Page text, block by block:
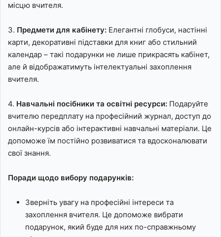
місцю вчителя.
3. Предмети для кабінету: Елегантні глобуси, настінні
карти, декоративні підставки для книг або стильний
календар – такі подарунки не лише прикрасять кабінет,
але й відображатимуть інтелектуальні захоплення
вчителя.
4. Навчальні посібники та освітні ресурси: Подаруйте
вчителю передплату на професійний журнал, доступ до
онлайн-курсів або інтерактивні навчальні матеріали. Це
допоможе їм постійно розвиватися та вдосконалювати
свої знання.
Поради щодо вибору подарунків:
Зверніть увагу на професійні інтереси та
захоплення вчителя. Це допоможе вибрати
подарунок, який буде для них по-справжньому